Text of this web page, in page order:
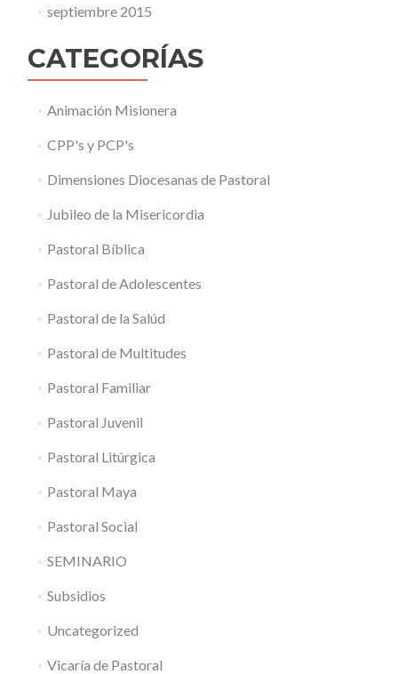
septiembre 2015
CATEGORÍAS
Animación Misionera
CPP's y PCP's
Dimensiones Diocesanas de Pastoral
Jubileo de la Misericordia
Pastoral Bíblica
Pastoral de Adolescentes
Pastoral de la Salúd
Pastoral de Multitudes
Pastoral Familiar
Pastoral Juvenil
Pastoral Litúrgica
Pastoral Maya
Pastoral Social
SEMINARIO
Subsidios
Uncategorized
Vicaría de Pastoral